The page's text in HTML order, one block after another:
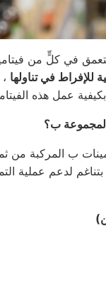
في كلٍّ من
للإفراط في تناولها
عمل هذه
ب؟
ب المركبة من
بتناغم لدعم عملية